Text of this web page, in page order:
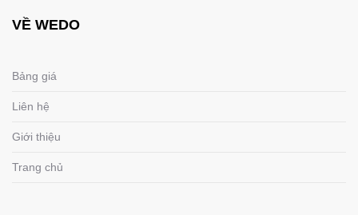
VỀ WEDO
Bảng giá
Liên hệ
Giới thiệu
Trang chủ